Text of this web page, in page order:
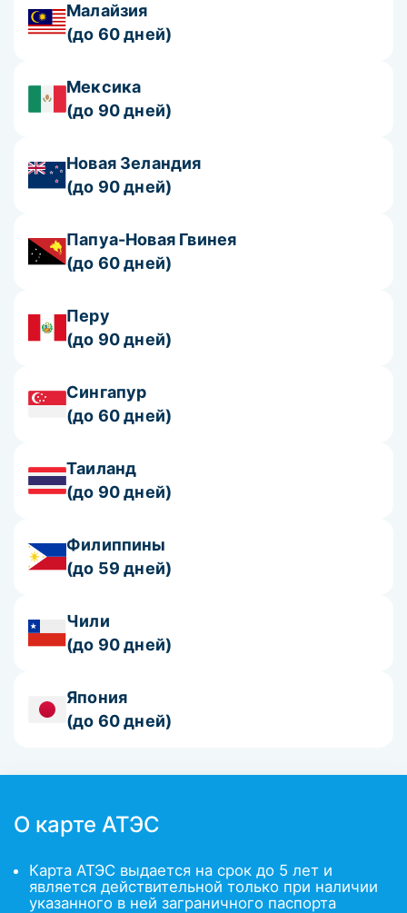
Малайзия
(до 60 дней)
Мексика
(до 90 дней)
Новая Зеландия
(до 90 дней)
Папуа-Новая Гвинея
(до 60 дней)
Перу
(до 90 дней)
Сингапур
(до 60 дней)
Таиланд
(до 90 дней)
Филиппины
(до 59 дней)
Чили
(до 90 дней)
Япония
(до 60 дней)
О карте АТЭС
Карта АТЭС выдается на срок до 5 лет и
является действительной только при наличии
указанного в ней заграничного паспорта